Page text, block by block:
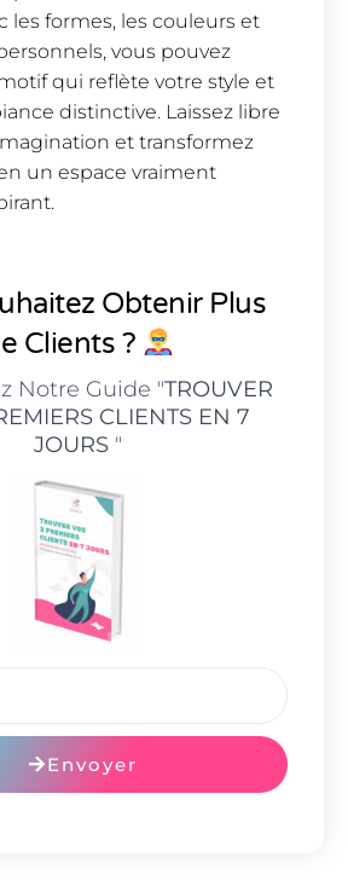
les formes, les couleurs et
vous pouvez
qui reflète votre style et
distinctive. Laissez libre
et transformez
un espace vraiment
Obtenir Plus
Clients ?
Notre Guide "TROUVER
CLIENTS EN 7
JOURS"
Envoyer